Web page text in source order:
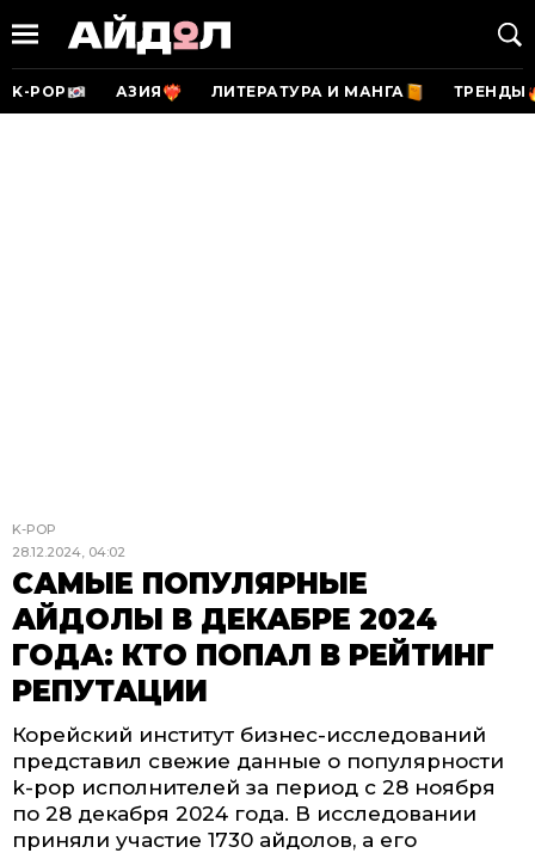
K-POP АЗИЯ ЛИТЕРАТУРА И МАНГА ТРЕНДЫ
K-POP
28.12.2024, 04:02
САМЫЕ ПОПУЛЯРНЫЕ
АЙДОЛЫ В ДЕКАБРЕ 2024
ГОДА: КТО ПОПАЛ В РЕЙТИНГ
РЕПУТАЦИИ
Корейский институт бизнес-исследований
представил свежие данные о популярности
k-pop исполнителей за период с 28 ноября
по 28 декабря 2024 года. В исследовании
приняли участие 1730 айдолов, а его